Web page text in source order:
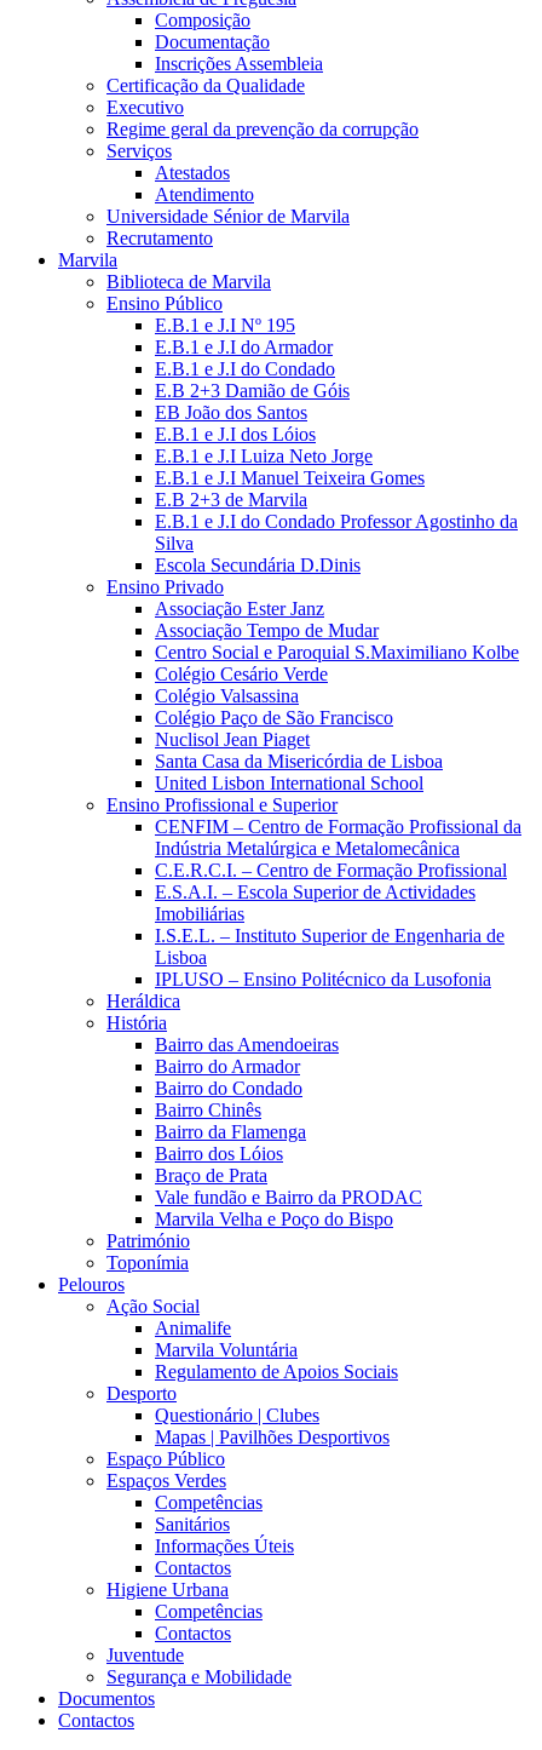
Composição
Documentação
Inscrições Assembleia
Certificação da Qualidade
Executivo
Regime geral da prevenção da corrupção
Serviços
Atestados
Atendimento
Universidade Sénior de Marvila
Recrutamento
Marvila
Biblioteca de Marvila
Ensino Público
E.B.1 e J.I Nº 195
E.B.1 e J.I do Armador
E.B.1 e J.I do Condado
E.B 2+3 Damião de Góis
EB João dos Santos
E.B.1 e J.I dos Lóios
E.B.1 e J.I Luiza Neto Jorge
E.B.1 e J.I Manuel Teixeira Gomes
E.B 2+3 de Marvila
E.B.1 e J.I do Condado Professor Agostinho da
Silva
Escola Secundária D.Dinis
Ensino Privado
Associação Ester Janz
Associação Tempo de Mudar
Centro Social e Paroquial S.Maximiliano Kolbe
Colégio Cesário Verde
Colégio Valsassina
Colégio Paço de São Francisco
Nuclisol Jean Piaget
Santa Casa da Misericórdia de Lisboa
United Lisbon International School
Ensino Profissional e Superior
CENFIM – Centro de Formação Profissional da
Indústria Metalúrgica e Metalomecânica
C.E.R.C.I. – Centro de Formação Profissional
E.S.A.I. – Escola Superior de Actividades
Imobiliárias
I.S.E.L. – Instituto Superior de Engenharia de
Lisboa
IPLUSO – Ensino Politécnico da Lusofonia
Heráldica
História
Bairro das Amendoeiras
Bairro do Armador
Bairro do Condado
Bairro Chinês
Bairro da Flamenga
Bairro dos Lóios
Braço de Prata
Vale fundão e Bairro da PRODAC
Marvila Velha e Poço do Bispo
Património
Toponímia
Pelouros
Ação Social
Animalife
Marvila Voluntária
Regulamento de Apoios Sociais
Desporto
Questionário | Clubes
Mapas | Pavilhões Desportivos
Espaço Público
Espaços Verdes
Competências
Sanitários
Informações Úteis
Contactos
Higiene Urbana
Competências
Contactos
Juventude
Segurança e Mobilidade
Documentos
Contactos